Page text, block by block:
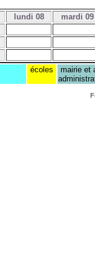
lundi 08
mardi 09
écoles
mairie et